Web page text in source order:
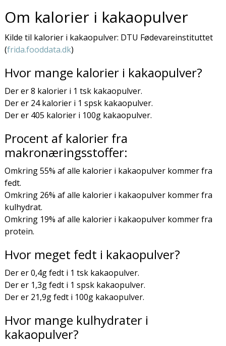
Om kalorier i kakaopulver
Kilde til kalorier i kakaopulver: DTU Fødevareinstituttet
(frida.fooddata.dk)
Hvor mange kalorier i kakaopulver?
Der er 8 kalorier i 1 tsk kakaopulver.
Der er 24 kalorier i 1 spsk kakaopulver.
Der er 405 kalorier i 100g kakaopulver.
Procent af kalorier fra
makronæringsstoffer:
Omkring 55% af alle kalorier i kakaopulver kommer fra
fedt.
Omkring 26% af alle kalorier i kakaopulver kommer fra
kulhydrat.
Omkring 19% af alle kalorier i kakaopulver kommer fra
protein.
Hvor meget fedt i kakaopulver?
Der er 0,4g fedt i 1 tsk kakaopulver.
Der er 1,3g fedt i 1 spsk kakaopulver.
Der er 21,9g fedt i 100g kakaopulver.
Hvor mange kulhydrater i
kakaopulver?